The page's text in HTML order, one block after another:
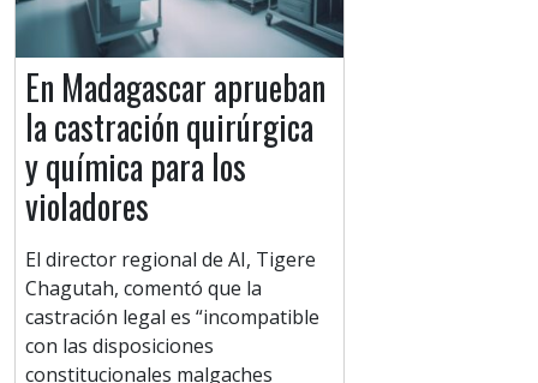
En Madagascar aprueban
la castración quirúrgica
y química para los
violadores
El director regional de AI, Tigere
Chagutah, comentó que la
castración legal es “incompatible
con las disposiciones
constitucionales malgaches